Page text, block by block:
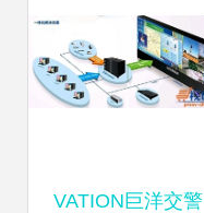
VATION巨洋交警